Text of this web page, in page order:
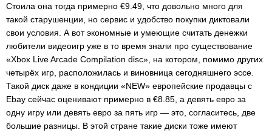
Стоила она тогда примерно €9.49, что довольно много для
такой старушенции, но сервис и удобство покупки диктовали
свои условия. А вот экономные и умеющие считать денежки
любители видеоигр уже в то время знали про существование
«Xbox Live Arcade Compilation disc», на котором, помимо других
четырёх игр, расположилась и виновница сегодняшнего эссе.
Такой диск даже в кондиции «NEW» европейские продавцы с
Ebay сейчас оценивают примерно в €8.85, а девять евро за
одну игру или девять евро за пять игр — это, согласитесь, две
большие разницы. В этой стране такие диски тоже имеют